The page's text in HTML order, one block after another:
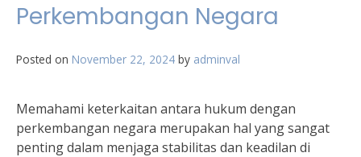
Perkembangan Negara
Posted on November 22, 2024 by adminval
Memahami keterkaitan antara hukum dengan
perkembangan negara merupakan hal yang sangat
penting dalam menjaga stabilitas dan keadilan di